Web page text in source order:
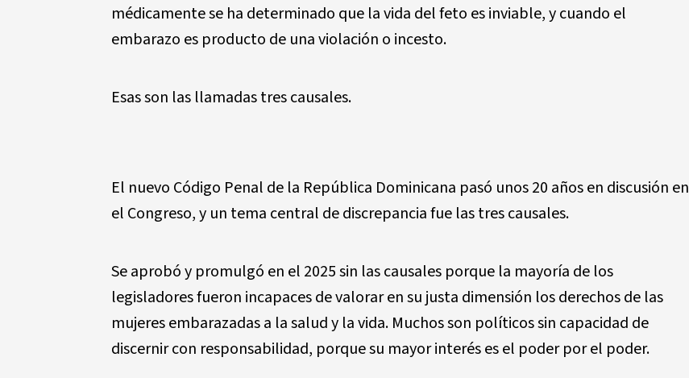
médicamente se ha determinado que la vida del feto es inviable, y cuando el
embarazo es producto de una violación o incesto.
Esas son las llamadas tres causales.
El nuevo Código Penal de la República Dominicana pasó unos 20 años en discusión en
el Congreso, y un tema central de discrepancia fue las tres causales.
Se aprobó y promulgó en el 2025 sin las causales porque la mayoría de los
legisladores fueron incapaces de valorar en su justa dimensión los derechos de las
mujeres embarazadas a la salud y la vida. Muchos son políticos sin capacidad de
discernir con responsabilidad, porque su mayor interés es el poder por el poder.